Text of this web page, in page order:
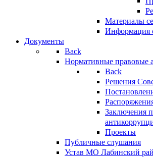
Материалы
Информация
Документы
Back
Нормативные правовые
Back
Решения
Заключения
Проекты
Публичные слушания
Устав МО Лабинский